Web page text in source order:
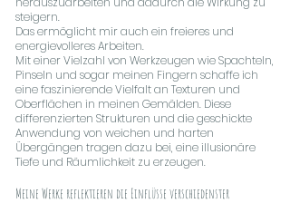
steigern.
Das ermöglicht mir auch ein freieres und
energievolleres Arbeiten.
Mit einer Vielzahl von Werkzeugen wie Spachteln,
Pinseln und sogar meinen Fingern schaffe ich
eine faszinierende Vielfalt an Texturen und
Oberflächen in meinen Gemälden. Diese
differenzierten Strukturen und die geschickte
Anwendung von weichen und harten
Übergängen tragen dazu bei, eine illusionäre
Tiefe und Räumlichkeit zu erzeugen.
Meine Werke reflektieren die Einflüsse verschiedenster